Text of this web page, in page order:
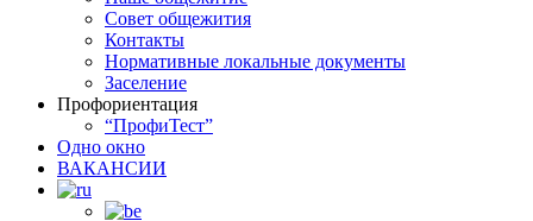
Совет общежития
Контакты
Нормативные локальные документы
Заселение
Профориентация
“ПрофиТест”
Одно окно
ВАКАНСИИ